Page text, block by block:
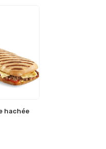
hachée